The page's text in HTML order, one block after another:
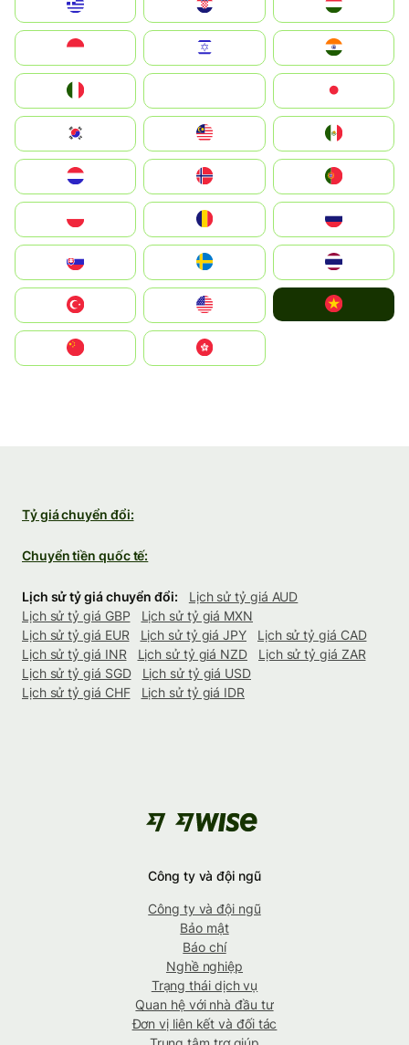
Magyarország
South Korea
United States
中國香港特別行政區
Tỷ giá chuyển đổi:
Chuyển tiền quốc tế:
Lịch sử tỷ giá chuyển đổi:
Lịch sử tỷ giá AUD
Lịch sử tỷ giá GBP
Lịch sử tỷ giá MXN
Lịch sử tỷ giá EUR
Lịch sử tỷ giá JPY
Lịch sử tỷ giá CAD
Lịch sử tỷ giá INR
Lịch sử tỷ giá NZD
Lịch sử tỷ giá ZAR
Lịch sử tỷ giá SGD
Lịch sử tỷ giá USD
Lịch sử tỷ giá CHF
Lịch sử tỷ giá IDR
Công ty và đội ngũ
Công ty và đội ngũ
Bảo mật
Báo chí
Nghề nghiệp
Trạng thái dịch vụ
Quan hệ với nhà đầu tư
Đơn vị liên kết và đối tác